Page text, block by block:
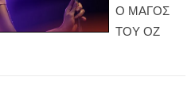
Ο ΜΑΓΟΣ
ΤΟΥ ΟΖ